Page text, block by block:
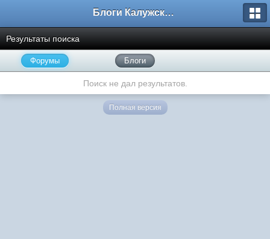
Блоги Калужского перекрестка
Результаты поиска
Форумы Блоги
Поиск не дал результатов.
Полная версия